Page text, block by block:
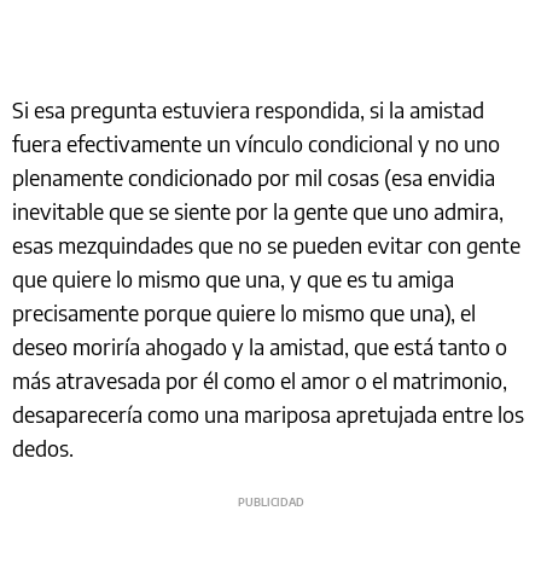
Si esa pregunta estuviera respondida, si la amistad
fuera efectivamente un vínculo condicional y no uno
plenamente condicionado por mil cosas (esa envidia
inevitable que se siente por la gente que uno admira,
esas mezquindades que no se pueden evitar con gente
que quiere lo mismo que una, y que es tu amiga
precisamente porque quiere lo mismo que una), el
deseo moriría ahogado y la amistad, que está tanto o
más atravesada por él como el amor o el matrimonio,
desaparecería como una mariposa apretujada entre los
dedos.